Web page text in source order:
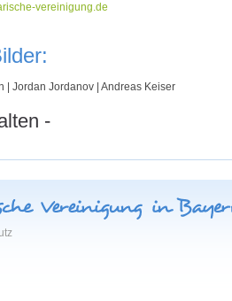
vereinigung.de
| Jordan Jordanov | Andreas Keiser
-